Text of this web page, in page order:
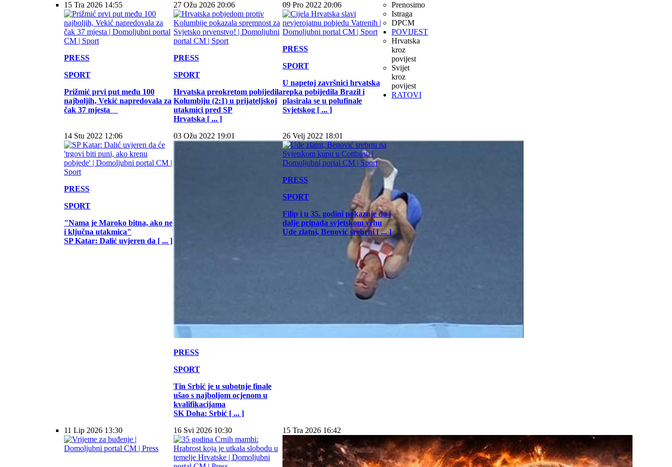
15 Tra 2026 14:55
PRESS
SPORT
Prižmić prvi put među 100
najboljih, Vekić napredovala za
čak 37 mjesta
27 Ožu 2026 20:06
PRESS
SPORT
Hrvatska preokretom pobijedila
Kolumbiju (2:1) u prijateljskoj
utakmici pred SP
Hrvatska [ ... ]
09 Pro 2022 20:06
PRESS
SPORT
U napetoj završnici hrvatska
repka pobijedila Brazil i
plasirala se u polufinale
Svjetskog [ ... ]
14 Stu 2022 12:06
PRESS
SPORT
"Nama je Maroko bitna, ako ne
i ključna utakmica"
SP Katar: Dalić uvjeren da [ ... ]
03 Ožu 2022 19:01
PRESS
SPORT
Tin Srbić je u subotnje finale
ušao s najboljom ocjenom u
kvalifikacijama
SK Doha: Srbić [ ... ]
26 Velj 2022 18:01
PRESS
SPORT
Filip i u 35. godini pokazuje da i
dalje pripada svjetskom vrhu
Ude zlatni, Benović srebrni [ ... ]
11 Lip 2026 13:30 16 Svi 2026 10:30 15 Tra 2026 16:42
Prenosimo
Istraga
DPCM
POVIJEST
Hrvatska
kroz
povijest
Svijet
kroz
povijest
RATOVI